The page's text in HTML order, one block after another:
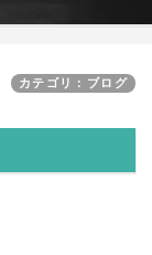
カテゴリ：ブログ